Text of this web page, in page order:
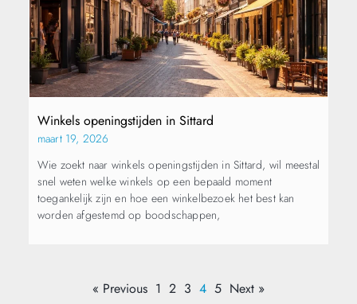
Winkels openingstijden in Sittard
maart 19, 2026
Wie zoekt naar winkels openingstijden in Sittard, wil meestal
snel weten welke winkels op een bepaald moment
toegankelijk zijn en hoe een winkelbezoek het best kan
worden afgestemd op boodschappen,
« Previous 1 2 3 4 5 Next »